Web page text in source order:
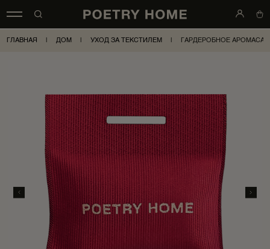
ГЛАВНАЯ ДОМ УХОД ЗА ТЕКСТИЛЕМ ГАРДЕРОБНОЕ АРОМАСАШЕ